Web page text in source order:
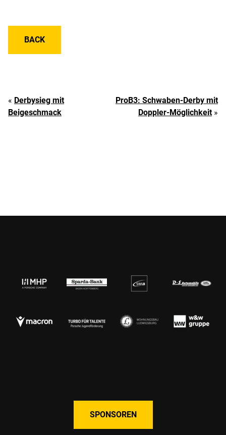
BACK
« Derbysieg mit
Beigeschmack
ProB3: Schwaben-Derby mit
Doppler-Möglichkeit»
SPONSOREN